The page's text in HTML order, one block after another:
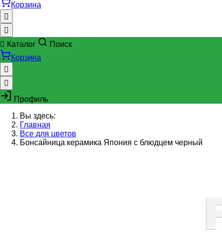
Корзина
Каталог
Поиск
Корзина
Профиль
Вы здесь:
Главная
Все для цветов
Бонсайница керамика Япония с блюдцем черный